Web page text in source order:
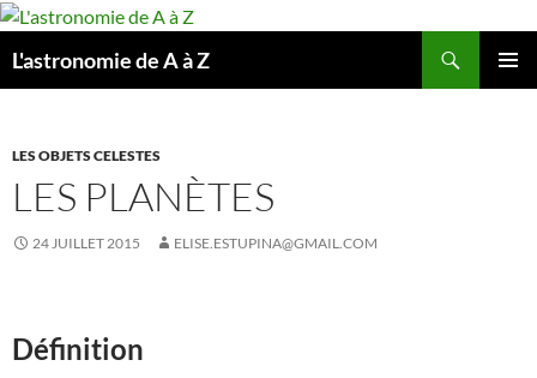
Aller
contenu
L'astronomie de A à Z
LES OBJETS CELESTES
LES PLANÈTES
24 JUILLET 2015 ELISE.ESTUPINA@GMAIL.COM
Définition